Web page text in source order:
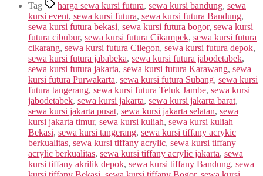
Tag harga sewa kursi futura, sewa kursi bandung, sewa
kursi event, sewa kursi futura, sewa kursi futura Bandung,
sewa kursi futura bekasi, sewa kursi futura bogor, sewa kursi
futura cibubur, sewa kursi futura Cikampek, sewa kursi futura
cikarang, sewa kursi futura Cilegon, sewa kursi futura depok,
sewa kursi futura jababeka, sewa kursi futura jabodetabek,
sewa kursi futura jakarta, sewa kursi futura Karawang, sewa
kursi futura Purwakarta, sewa kursi futura Subang, sewa kursi
futura tangerang, sewa kursi futura Teluk Jambe, sewa kursi
jabodetabek, sewa kursi jakarta, sewa kursi jakarta barat,
sewa kursi jakarta pusat, sewa kursi jakarta selatan, sewa
kursi jakarta timur, sewa kursi kuliah, sewa kursi kuliah
Bekasi, sewa kursi tangerang, sewa kursi tiffany acrykic
berkualitas, sewa kursi tiffany acrylic, sewa kursi tiffany
acrylic berkualitas, sewa kursi tiffany acrylic jakarta, sewa
kursi tiffany akrilik depok, sewa kursi tiffany Bandung, sewa